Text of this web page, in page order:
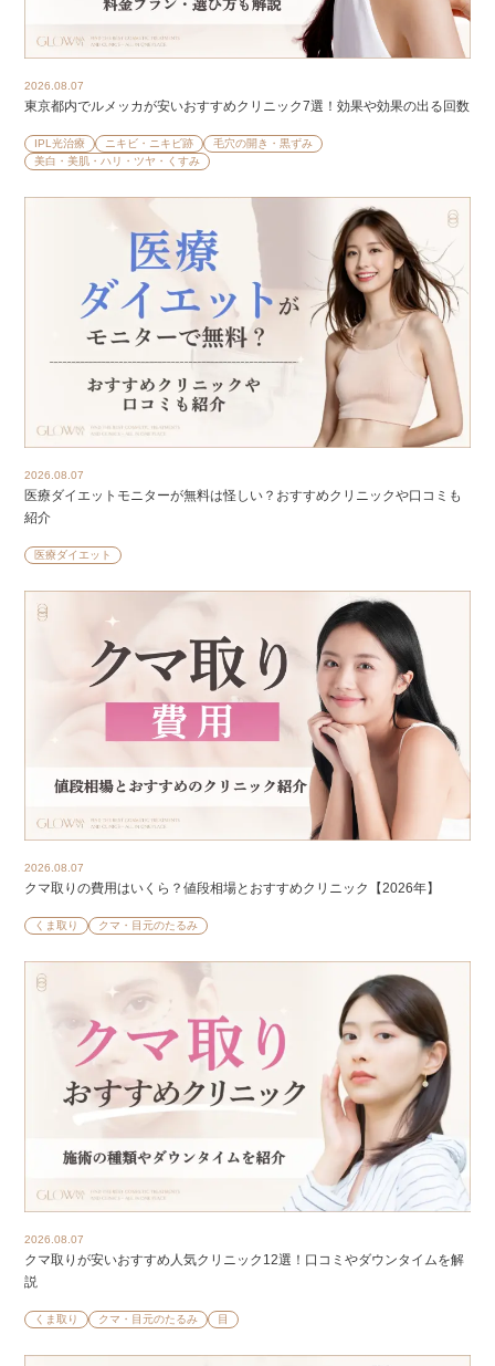
2026.08.07
東京都内でルメッカが安いおすすめクリニック7選！効果や効果の出る回数
IPL光治療 ニキビ・ニキビ跡
毛穴の開き・黒ずみ
美白・美肌・ハリ・ツヤ・くすみ
2026.08.07
医療ダイエットモニターが無料は怪しい？おすすめクリニックや口コミも
紹介
医療ダイエット
2026.08.07
クマ取りの費用はいくら？値段相場とおすすめクリニック【2026年】
くま取り クマ・目元のたるみ
2026.08.07
クマ取りが安いおすすめ人気クリニック12選！口コミやダウンタイムを解
説
くま取り クマ・目元のたるみ 目